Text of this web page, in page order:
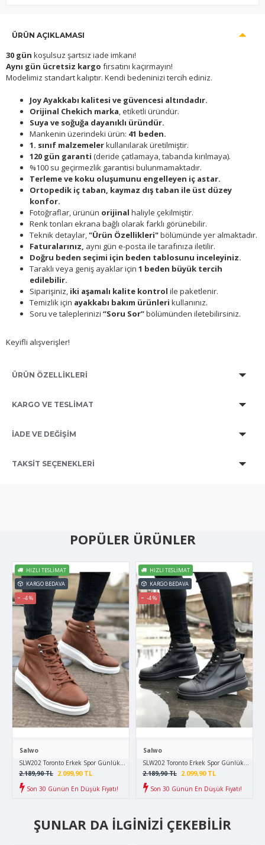
ÜRÜN AÇIKLAMASI
30 gün koşulsuz şartsız iade imkanı!
Aynı gün ücretsiz kargo fırsatını kaçırmayın!
Modelimiz standart kalıptır. Kendi bedeninizi tercih ediniz.
Joy Ayakkabı kalitesi ve güvencesi altındadır.
Orijinal Chekich marka, etiketli üründür.
Suya ve soğuğa dayanıklı üründür.
Mankenin üzerindeki ürün: 41 beden.
1. sınıf malzemelerkullanılarak üretilmiştir.
120 gün garanti (deride çatlamaya, tabanda kırılmaya).
%100 su geçirmezlik garantisi bulunmamaktadır.
Terleme ve koku oluşumunu engelleyen iç astar.
Ortopedik iç taban, kaymaz dış taban ile üst düzey
konfor.
Fotoğraflar, ürünün orijinal haliyle çekilmiştir.
Renk tonları ekrana bağlı olarak farklı görünebilir.
Teknik detaylar,"Ürün Özellikleri"bölümünde yer almaktadır.
Faturalarınız, aynı gün e-posta ile tarafınıza iletilir.
Doğru beden seçimi için beden tablosunu inceleyiniz.
Taraklı veya geniş ayaklar için 1 beden büyük tercih
edilebilir.
Siparişiniz, iki aşamalı kalite kontrol ile paketlenir.
Temizlik için ayakkabı bakım ürünleri kullanınız.
Soru ve taleplerinizi “Soru Sor”bölümünden iletebilirsiniz.
Keyifli alışverişler!
ÜRÜN ÖZELLİKLERİ
KARGO VE TESLİMAT
İADE VE DEĞİŞİM
TAKSIT SEÇENEKLERI
POPÜLER ÜRÜNLER
HIZLI TESLIMAT
KARGO BEDAVA
-4 %
Salwo
SLW202 Toronto Erkek Spor Günlük Bağcıklı Cilt Bot CBT - Taba
2.099,90 TL
2.189,90 TL
Son 30 Günün En Düşük Fiyatı!
HIZLI TESLIMAT
KARGO BEDAVA
-4 %
Salwo
SLW202 Toronto Erkek Spor Günlük
2.099,90 TL
2.189,90 TL
Son 30 Günün En Düşük Fiyatı!
ŞUNLAR DA İLGINIZI ÇEKEBILIR